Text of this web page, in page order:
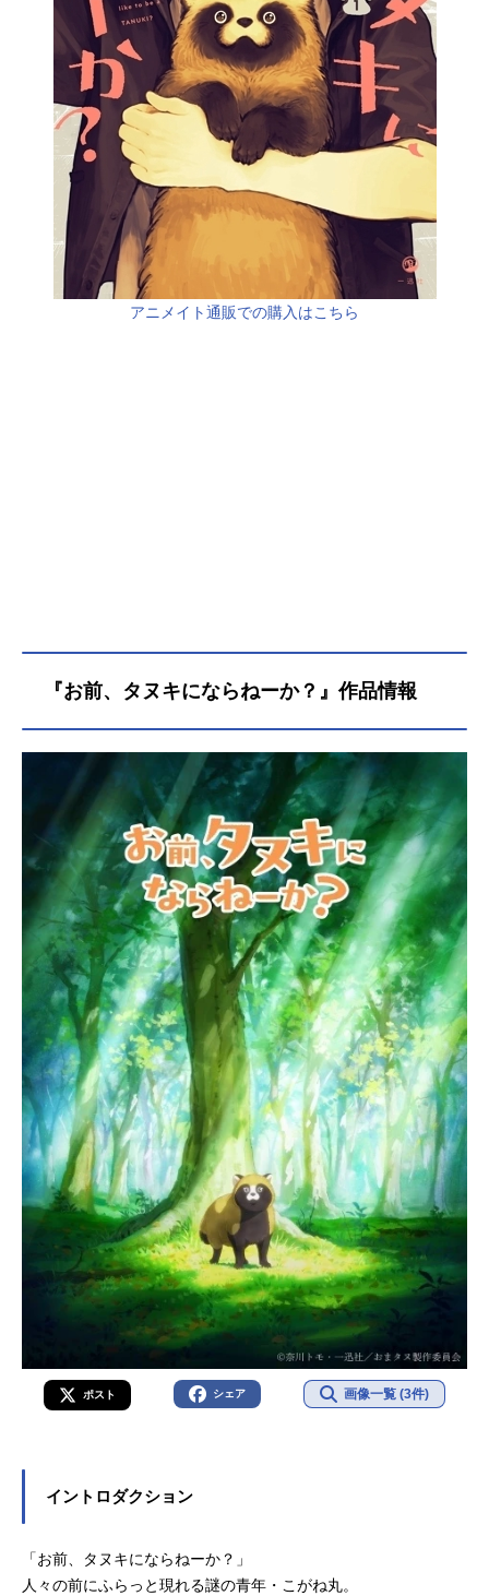
アニメイト通販での購入はこちら
『お前、タヌキにならねーか？』作品情報
ポスト シェア 画像一覧 (3件)
イントロダクション
「お前、タヌキにならねーか？」
人々の前にふらっと現れる謎の青年・こがね丸。